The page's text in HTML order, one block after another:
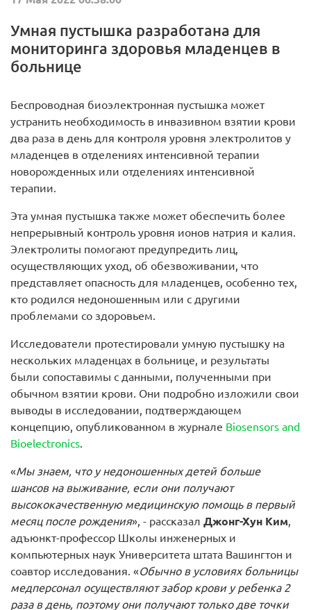
Умная пустышка разработана для
мониторинга здоровья младенцев в
больнице
Беспроводная биоэлектронная пустышка может
устранить необходимость в инвазивном взятии крови
два раза в день для контроля уровня электролитов у
младенцев в отделениях интенсивной терапии
новорожденных или отделениях интенсивной
терапии.
Эта умная пустышка также может обеспечить более
непрерывный контроль уровня ионов натрия и калия.
Электролиты помогают предупредить лиц,
осуществляющих уход, об обезвоживании, что
представляет опасность для младенцев, особенно тех,
кто родился недоношенным или с другими
проблемами со здоровьем.
Исследователи протестировали умную пустышку на
нескольких младенцах в больнице, и результаты
были сопоставимы с данными, полученными при
обычном взятии крови. Они подробно изложили свои
выводы в исследовании, подтверждающем
концепцию, опубликованном в журнале Biosensors and
Bioelectronics.
«Мы знаем, что у недоношенных детей больше
шансов на выживание, если они получают
высококачественную медицинскую помощь в первый
месяц после рождения», - рассказал Джонг-Хун Ким,
адъюнкт-профессор Школы инженерных и
компьютерных наук Университета штата Вашингтон и
соавтор исследования. «Обычно в условиях больницы
медперсонал осуществляют забор крови у ребенка 2
раза в день, поэтому они получают только две точки